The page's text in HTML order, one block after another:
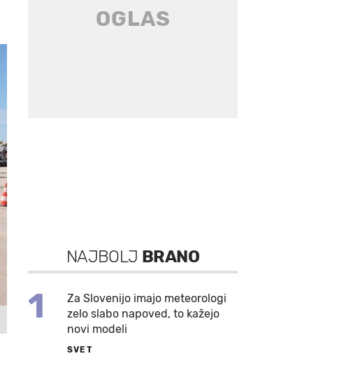
NAJBOLJ BRANO
1
Za Slovenijo imajo meteorologi
zelo slabo napoved, to kažejo
novi modeli
SVET